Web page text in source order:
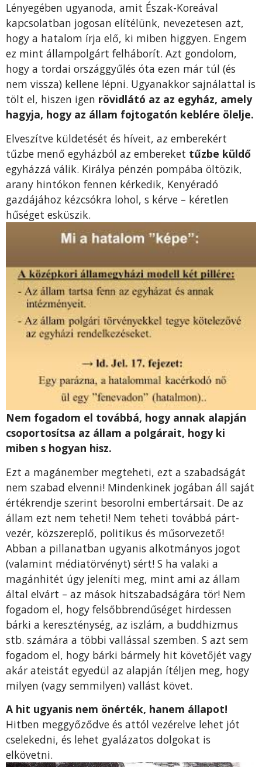
Lényegében ugyanoda, amit Észak-Koreával
kapcsolatban jogosan elítélünk, nevezetesen azt,
hogy a hatalom írja elő, ki miben higgyen. Engem
ez mint állam­polgárt felháborít. Azt gondo­lom,
hogy a tordai országgyűlés óta ezen már túl (és
nem vissza) kellene lépni. Ugyanakkor sajnálattal is
tölt el, hiszen igen rövid­látó az az egyház, amely
hagyja, hogy az állam fojtogatón keblére ölelje.
Elveszítve küldetését és híveit, az emberekért
tűzbe menő egyházból az embereket tűzbe küldő
egyházzá válik. Királya pénzén pompába öltözik,
arany hintókon fennen kérkedik, Ke­nyéradó
gazdájához kézcsókra lohol, s kérve – kéretlen
hűséget esküszik.
Nem fogadom el továbbá, hogy annak alapján
csoportosítsa az állam a polgárait, hogy ki
miben s hogyan hisz.
Ezt a ma­gánember megteheti, ezt a sza­badságát
nem szabad elvenni! Mindenkinek jogában áll saját
ér­tékrendje szerint besorolni em­bertársait. De az
állam ezt nem teheti! Nem teheti továbbá párt­
vezér, közszereplő, politikus és műsorvezető!
Abban a pillanat­ban ugyanis alkotmányos jogot
(valamint médiatörvényt) sért! S ha valaki a
magánhitét úgy jele­níti meg, mint ami az állam
által elvárt – az mások hitszabadságá­ra tör! Nem
fogadom el, hogy felsőbbrendűséget hirdessen
bárki a kereszténység, az iszlám, a buddhizmus
stb. számára a többi val­lással szemben. S azt sem
foga­dom el, hogy bárki bármely hit követőjét vagy
akár ateistát egyedül az alapján ítéljen meg, hogy
milyen (vagy semmilyen) vallást követ.
A hit ugyanis nem önérték, hanem állapot!
Hitben meggyőződve és attól vezérelve lehet jót
cselekedni, és lehet gya­lázatos dolgokat is
elkövetni.